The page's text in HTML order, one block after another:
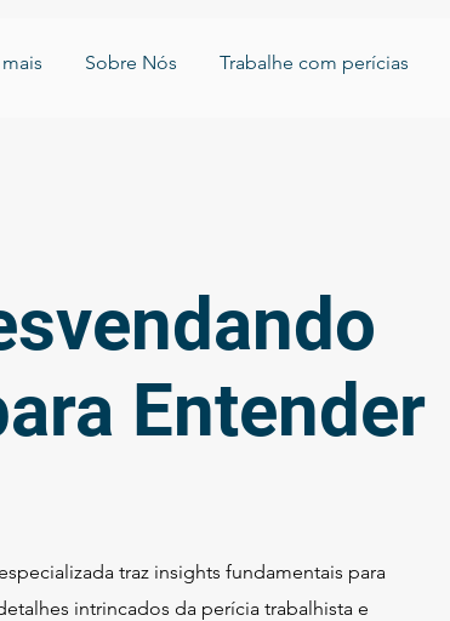
Sobre Nós Trabalhe com perícias
Entender
traz insights fundamentais para
intrincados da perícia trabalhista e